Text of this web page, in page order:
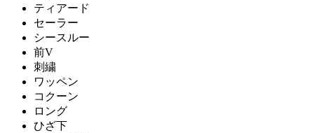
ティアード
セーラー
シースルー
前V
刺繍
ワッペン
コクーン
ロング
ひざ下